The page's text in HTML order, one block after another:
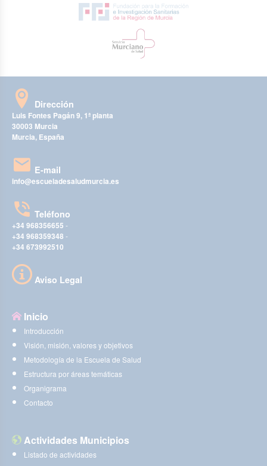
Dirección
Luis Fontes Pagán 9, 1ª planta
30003 Murcia
Murcia, España
E-mail
info@escueladesaludmurcia.es
Teléfono
+34 968356655 -
+34 968359348 -
+34 673992510
Aviso Legal
Inicio
Introducción
Visión, misión, valores y objetivos
Metodología de la Escuela de Salud
Estructura por áreas temáticas
Organigrama
Contacto
Actividades Municipios
Listado de actividades